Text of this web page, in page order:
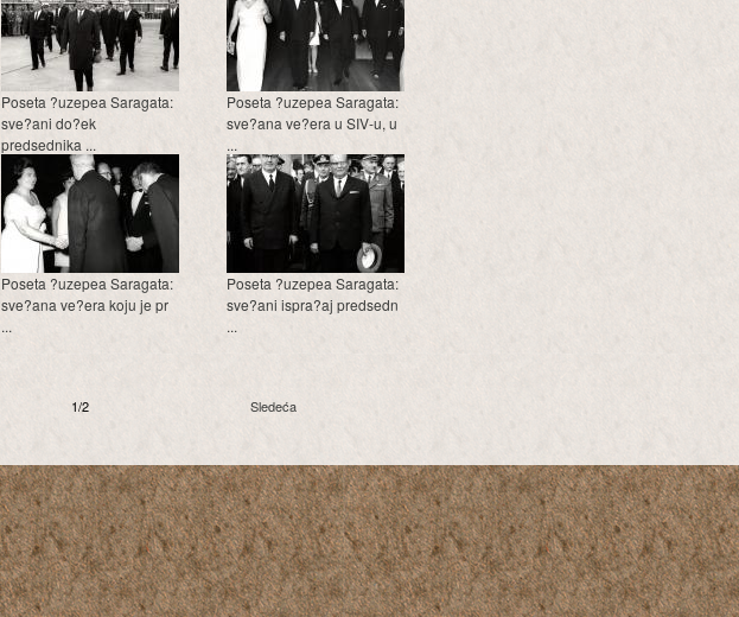
Poseta ?uzepea Saragata:
sve?ani do?ek
predsednika ...
Poseta ?uzepea Saragata:
sve?ana ve?era u SIV-u, u
...
Poseta ?uzepea Saragata:
sve?ana ve?era koju je pr
...
Poseta ?uzepea Saragata:
sve?ani ispra?aj predsedn
...
1/2 Sledeća